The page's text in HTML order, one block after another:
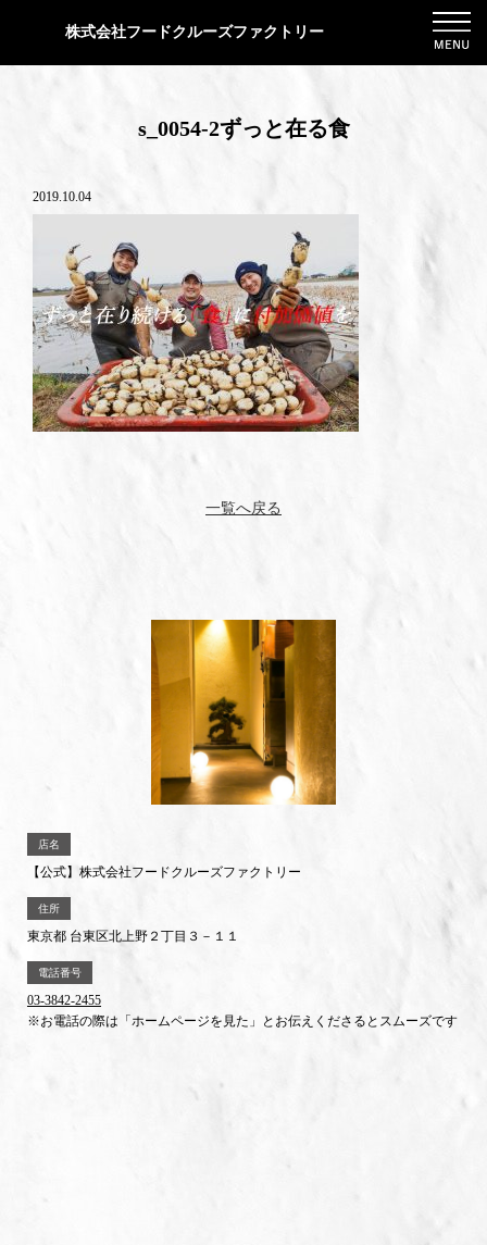
株式会社フードクルーズファクトリー
s_0054-2ずっと在る食
2019.10.04
一覧へ戻る
店名
【公式】株式会社フードクルーズファクトリー
住所
東京都 台東区北上野２丁目３－１１
電話番号
03-3842-2455
※お電話の際は「ホームページを見た」とお伝えくださるとスムーズです